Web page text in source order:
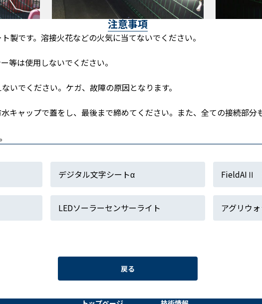
注意事項
製です。溶接火花などの火気に当てないでください。
等は使用しないでください。
いでください。ケガ、故障の原因となります。
キャップで蓋をし、最後まで締めてください。また、全ての接続部分
デジタル文字シートα FieldAIⅡ
LEDソーラーセンサーライト アグリウ
戻る